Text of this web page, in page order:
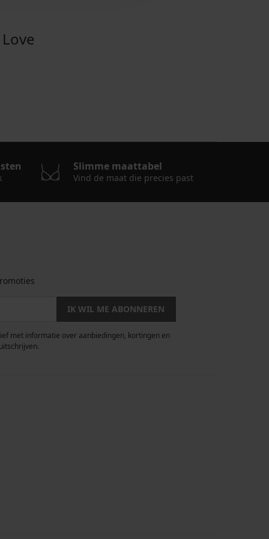
Slimme maattabel
Vind de maat die precies past
IK WIL ME ABONNEREN
met informatie over aanbiedingen, kortingen en